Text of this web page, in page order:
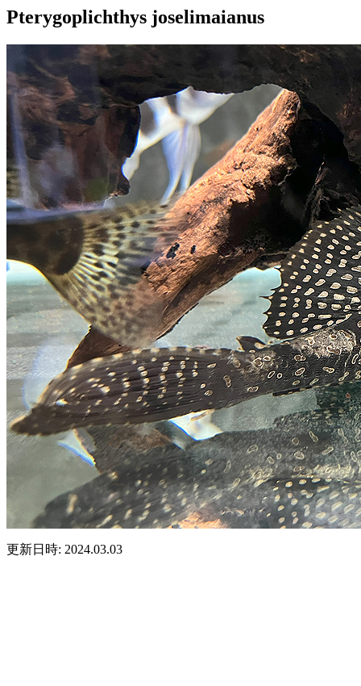
Pterygoplichthys joselimaianus
更新日時: 2024.03.03